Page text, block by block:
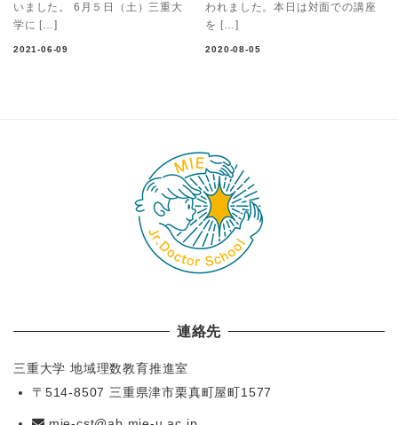
いました。 6月５日（土）三重大
学に […]
2021-06-09
われました。本日は対面での講座
を […]
2020-08-05
連絡先
三重大学 地域理数教育推進室
〒514-8507 三重県津市栗真町屋町1577